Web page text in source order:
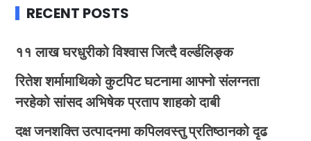
RECENT POSTS
११ लाख घरधुरीको विश्वास जित्दै वर्ल्डलिङ्क
रितेश शर्मामाथिको कुटपिट घटनामा आफ्नो संलग्नता
नरहेको सांसद अभिषेक प्रताप शाहको दाबी
दक्ष जनशक्ति उत्पादनमा कपिलवस्तु प्रतिष्ठानको दृढ